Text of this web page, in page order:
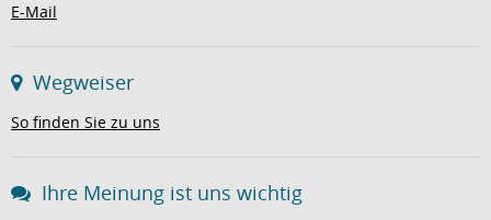
E-Mail
Wegweiser
So finden Sie zu uns
Ihre Meinung ist uns wichtig